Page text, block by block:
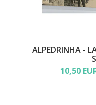
ALPEDRINHA -
10,50